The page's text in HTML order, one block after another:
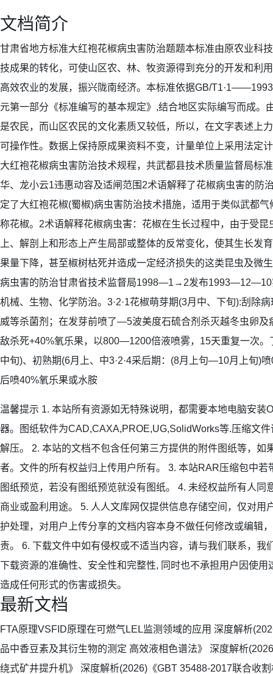
文档简介
甘肃省地方标准大红袍花椒病虫害防治题题本标准由原农业科
技成果的转化，可使山区农、林、牧资源得到充分的开发和利
高效农业的发展，振兴陇南经济。本标准依据GB/
元第一部分《标准编写的基本规定》,结合地区实际编写而成。
是农民，而山区农民的文化素质又较低，所以，在文字表述上
可操作性。数据上保持原成果资料不变，计量单位上采用法定
大红袍花椒病虫害防治技术规程，共武都县技术质量监督局标
华、龙小云1违惠动容及适闸范围2术语解释了花椒病虫害的防
定了大红袍花椒(蜀椒)病虫害防治技术措施，适用于类似武都
称花椒。2术语解释花椒病虫害：花椒在生长过程中，由于受
上、解剖上和形态上产生局部或整体的反常变化，使其生长发
果量下降，甚至椒树枯死并造成一定经济损失的这类昆虫及微
病虫害的防治甘肃省技术监督局1998—1→2发布1993—12—10
机械、生物、化学防治。3·2·1花椒萌芽期(3月中、下旬):刮除
威等杀菌剂；在发芽前喷了—5波美度石硫合剂杀灭越冬虫卵及
敌杀死+40%氧乐果，以800—1200倍液喷雾，15天重复一次。
中旬)、初熟期(6月上、中3·2·4采后期：(8月上句—10月上旬)
后喷40%氧乐果或水胺
温馨提示 1. 本站所有资源如无特殊说明，都需要本地电脑安装
器。图纸软件为CAD,CAXA,PROE,UG,SolidWorks等.压缩文
解压。 2. 本站的文档不包含任何第三方提供的附件图纸等，如
者。文件的所有权益归上传用户所有。 3. 本站RAR压缩包中若
图纸预览，若没有图纸预览就没有图纸。 4. 未经权益所有人同
商业或盈利用途。 5. 人人文库网仅提供信息存储空间，仅对用
护处理，对用户上传分享的文档内容本身不做任何修改或编辑
责。 6. 下载文件中如有侵权或不适当内容，请与我们联系，我
下载资源的准确性、安全性和完整性, 同时也不承担用户因使用
造成任何形式的伤害或损失。
最新文档
FTA原理VSFID原理在可燃气LEL监测领域的应用 深度解析
品中香豆素及其衍生物的测定 高效液相色谱法》 深度解析
绕式矿井提升机》 深度解析(2026)《GBT 35488-2017联合收